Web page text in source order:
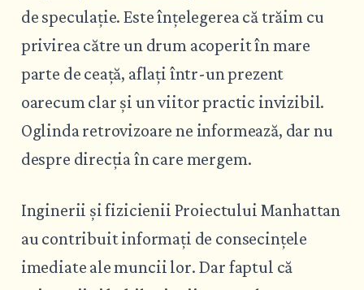
de speculație. Este înțelegerea că trăim cu
privirea către un drum acoperit în mare
parte de ceață, aflați într-un prezent
oarecum clar și un viitor practic invizibil.
Oglinda retrovizoare ne informează, dar nu
despre direcția în care mergem.
Inginerii și fizicienii Proiectului Manhattan
au contribuit informați de consecințele
imediate ale muncii lor. Dar faptul că